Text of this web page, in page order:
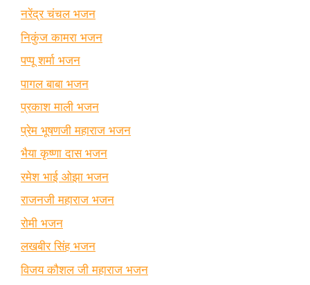
नरेंद्र चंचल भजन
निकुंज कामरा भजन
पप्पू शर्मा भजन
पागल बाबा भजन
प्रकाश माली भजन
प्रेम भूषणजी महाराज भजन
भैया कृष्णा दास भजन
रमेश भाई ओझा भजन
राजनजी महाराज भजन
रोमी भजन
लखबीर सिंह भजन
विजय कौशल जी महाराज भजन